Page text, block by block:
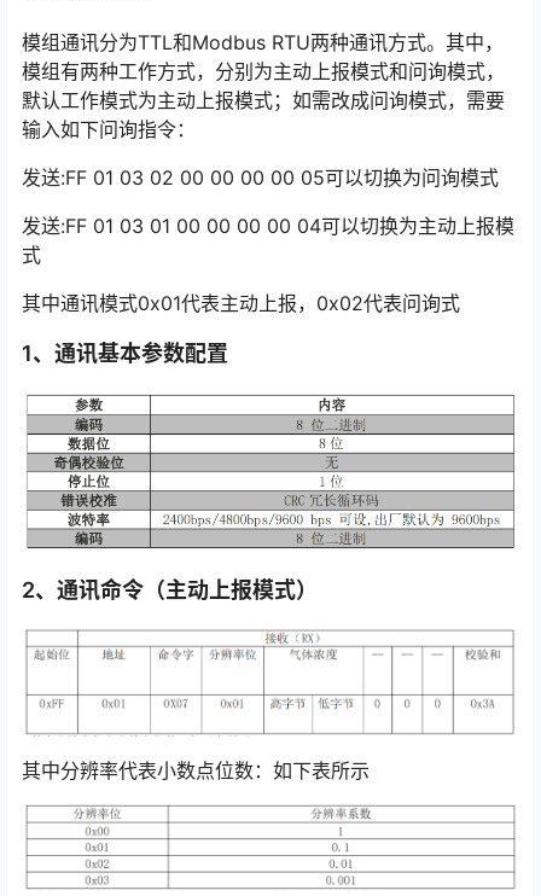
模组通讯分为TTL和Modbus RTU两种通讯方式。其中，
模组有两种工作方式，分别为主动上报模式和问询模式，
默认工作模式为主动上报模式；如需改成问询模式，需要
输入如下问询指令：
发送:FF 01 03 02 00 00 00 00 05可以切换为问询模式
发送:FF 01 03 01 00 00 00 00 04可以切换为主动上报模
式
其中通讯模式0x01代表主动上报，0x02代表问询式
1、通讯基本参数配置
2、通讯命令（主动上报模式）
其中分辨率代表小数点位数：如下表所示